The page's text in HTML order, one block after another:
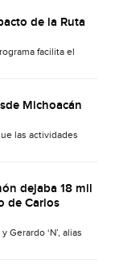
de la Ruta
facilita el
Michoacán
las actividades
dejaba 18 mil
de Carlos
Gerardo ‘N’, alias